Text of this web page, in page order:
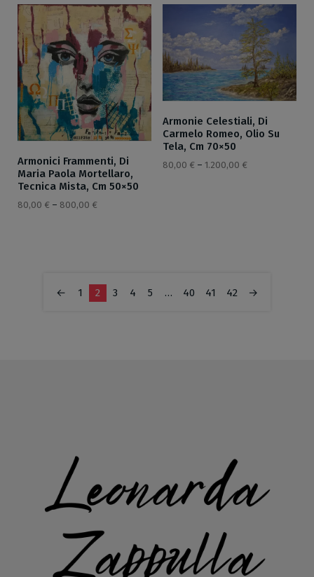
Armonici Frammenti, Di
Maria Paola Mortellaro,
Tecnica Mista, Cm 50×50
80,00 € – 800,00 €
Armonie Celestiali, Di
Carmelo Romeo, Olio Su
Tela, Cm 70×50
80,00 € – 1.200,00 €
← 1 2 3 4 5 … 40 41 42 →